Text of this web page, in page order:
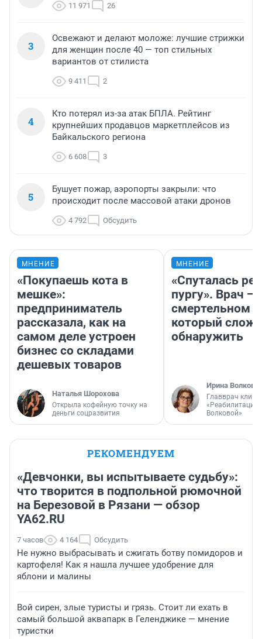
11 971 26
3
Освежают и делают моложе: лучшие стрижки
для женщин после 40 — топ стильных
вариантов от стилиста
9 411 2
4
Кто потерял из-за атак БПЛА. Рейтинг
крупнейших продавцов маркетплейсов из
Байкальского региона
6 608 3
5
Бушует пожар, аэропорты закрыли: что
происходит после массовой атаки дронов
4 792 Обсудить
МНЕНИЕ
«Покупаешь кота в
мешке»:
предприниматель
рассказала, как на
самом деле устроен
бизнес со складами
дешевых товаров
Наталья Шорохова
Открыла кофейную точку на
деньги соцразвития
МНЕНИЕ
«Спуталась
пургу». Врач —
смертельном
который
обнаружить
Ирина Волкова
Главврач
«Реабилитация
Волковой»
РЕКОМЕНДУЕМ
«Девчонки, вы испытываете судьбу»:
что творится в подпольной рюмочной
на Березовой в Рязани — обзор
YA62.RU
7 часов 4 164 Обсудить
Не нужно выбрасывать и сжигать ботву помидоров и
картофеля! Как я нашла лучшее удобрение для
яблони и малины
Вой сирен, злые туристы и грязь. Стоит ли ехать в
самый большой аквапарк в Геленджике — мнение
туристки